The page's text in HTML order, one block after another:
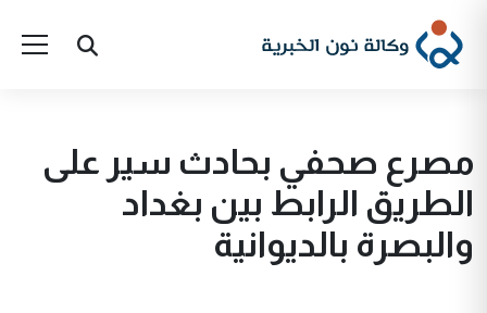
مصرع صحفي بحادث سير على
الطريق الرابط بين بغداد
والبصرة بالديوانية